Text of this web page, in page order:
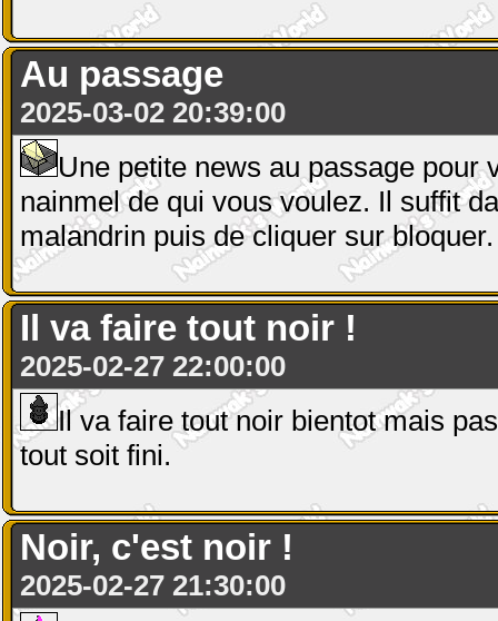
Au passage
2025-03-02 20:39:00
Une petite news au passage pour
nainmel de qui vous voulez. Il suffit
malandrin puis de cliquer sur bloquer.
Il va faire tout noir !
2025-02-27 22:00:00
Il va faire tout noir bientot mais
tout soit fini.
Noir, c'est noir !
2025-02-27 21:30:00